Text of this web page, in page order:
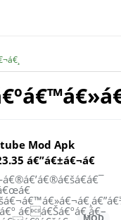
Mod Apk
á€”á€±á€¬á€
á€á€Šá€ºá€¸á€–